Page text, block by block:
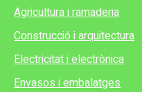
Agricultura i ramaderia
Construcció i arquitectura
Electricitat i electrònica
Envasos i embalatges